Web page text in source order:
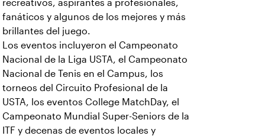
recreativos, aspirantes a profesionales,
fanáticos y algunos de los mejores y más
brillantes del juego.
Los eventos incluyeron el Campeonato
Nacional de la Liga USTA, el Campeonato
Nacional de Tenis en el Campus, los
torneos del Circuito Profesional de la
USTA, los eventos College MatchDay, el
Campeonato Mundial Super-Seniors de la
ITF y decenas de eventos locales y